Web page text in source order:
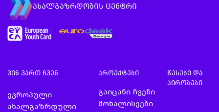
ახალგაზრდობის ცენტრი
ვინ ვართ ჩვენ
ევროპული
ახალგაზრდული
პროექტები
გაიცანი ჩვენი
მოხალისეები
წესები და
პირობები